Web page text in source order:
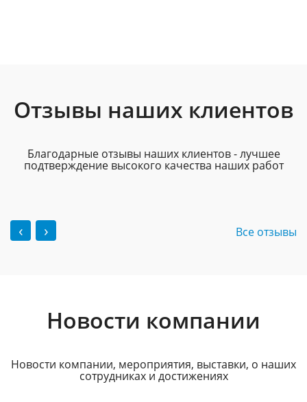
Отзывы наших клиентов
Благодарные отзывы наших клиентов - лучшее
подтверждение высокого качества наших работ
‹ › Все отзывы
Новости компании
Новости компании, мероприятия, выставки, о наших
сотрудниках и достижениях